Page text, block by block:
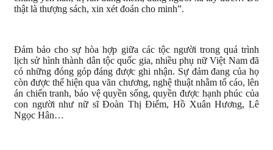
thật là thượng sách, xin xét đoán cho minh”.
Đảm bảo cho sự hòa hợp giữa các tộc người trong quá trình
lịch sử hình thành dân tộc quốc gia, nhiều phụ nữ Việt Nam đã
có những đóng góp đáng được ghi nhận. Sự đảm đang của họ
còn được thể hiện qua văn chương, nghệ thuật nhằm tố cáo, lên
án chiến tranh, bảo vệ quyền sống, quyền được hạnh phúc của
con người như nữ sĩ Đoàn Thị Điểm, Hồ Xuân Hương, Lê
Ngọc Hân…